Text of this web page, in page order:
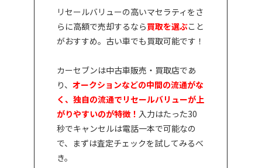
リセールバリューの高いマセラティをさ
らに高額で売却するなら買取を選ぶこと
がおすすめ。古い車でも買取可能です！
カーセブンは中古車販売・買取店であ
り、 オークションなどの中間の流通がな
く、独自の流通でリセールバリューが上
がりやすいのが特徴！ 入力はたった30
秒でキャンセルは電話一本で可能なの
で、まずは査定チェックを試してみるべ
き。